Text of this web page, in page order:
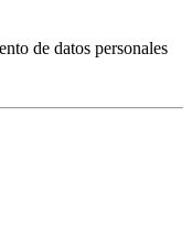
de datos personales